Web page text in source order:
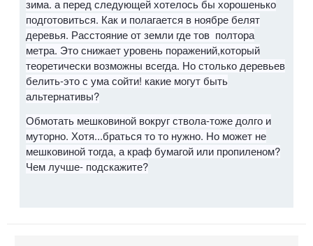
зима. а перед следующей хотелось бы хорошенько
подготовиться. Как и полагается в ноябре белят
деревья. Расстояние от земли где тов полтора
метра. Это снижает уровень поражений,который
теоретически возможны всегда. Но столько деревьев
белить-это с ума сойти! какие могут быть
альтернативы?
Обмотать мешковиной вокруг ствола-тоже долго и
муторно. Хотя...браться то то нужно. Но может не
мешковиной тогда, а краф бумагой или пропиленом?
Чем лучше- подскажите?